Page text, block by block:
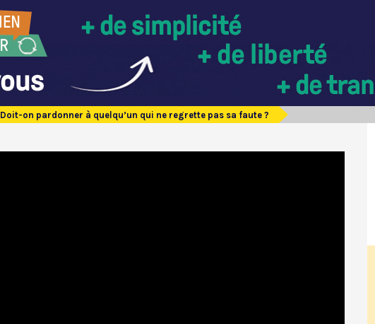
Doit-on pardonner à quelqu’un qui ne regrette pas sa faute ?